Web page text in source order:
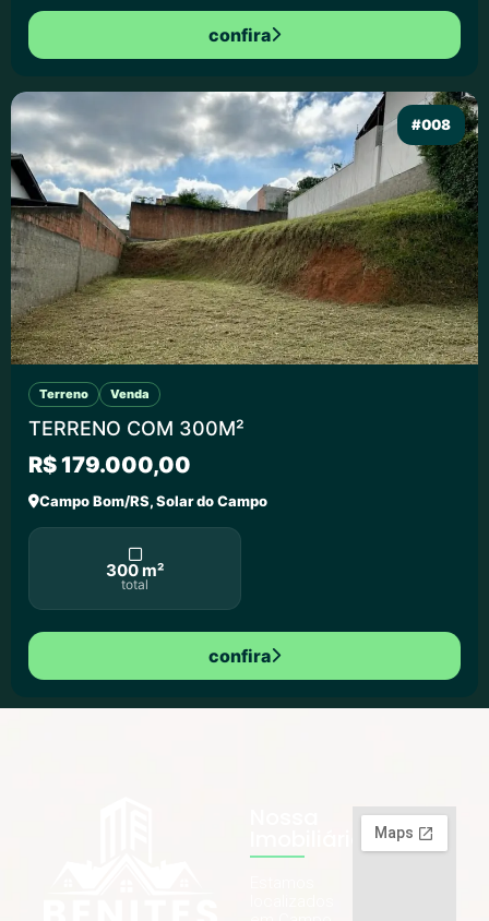
confira
#008
Terreno Venda
TERRENO COM 300M²
R$ 179.000,00
Campo Bom/RS, Solar do Campo
300 m²
total
confira